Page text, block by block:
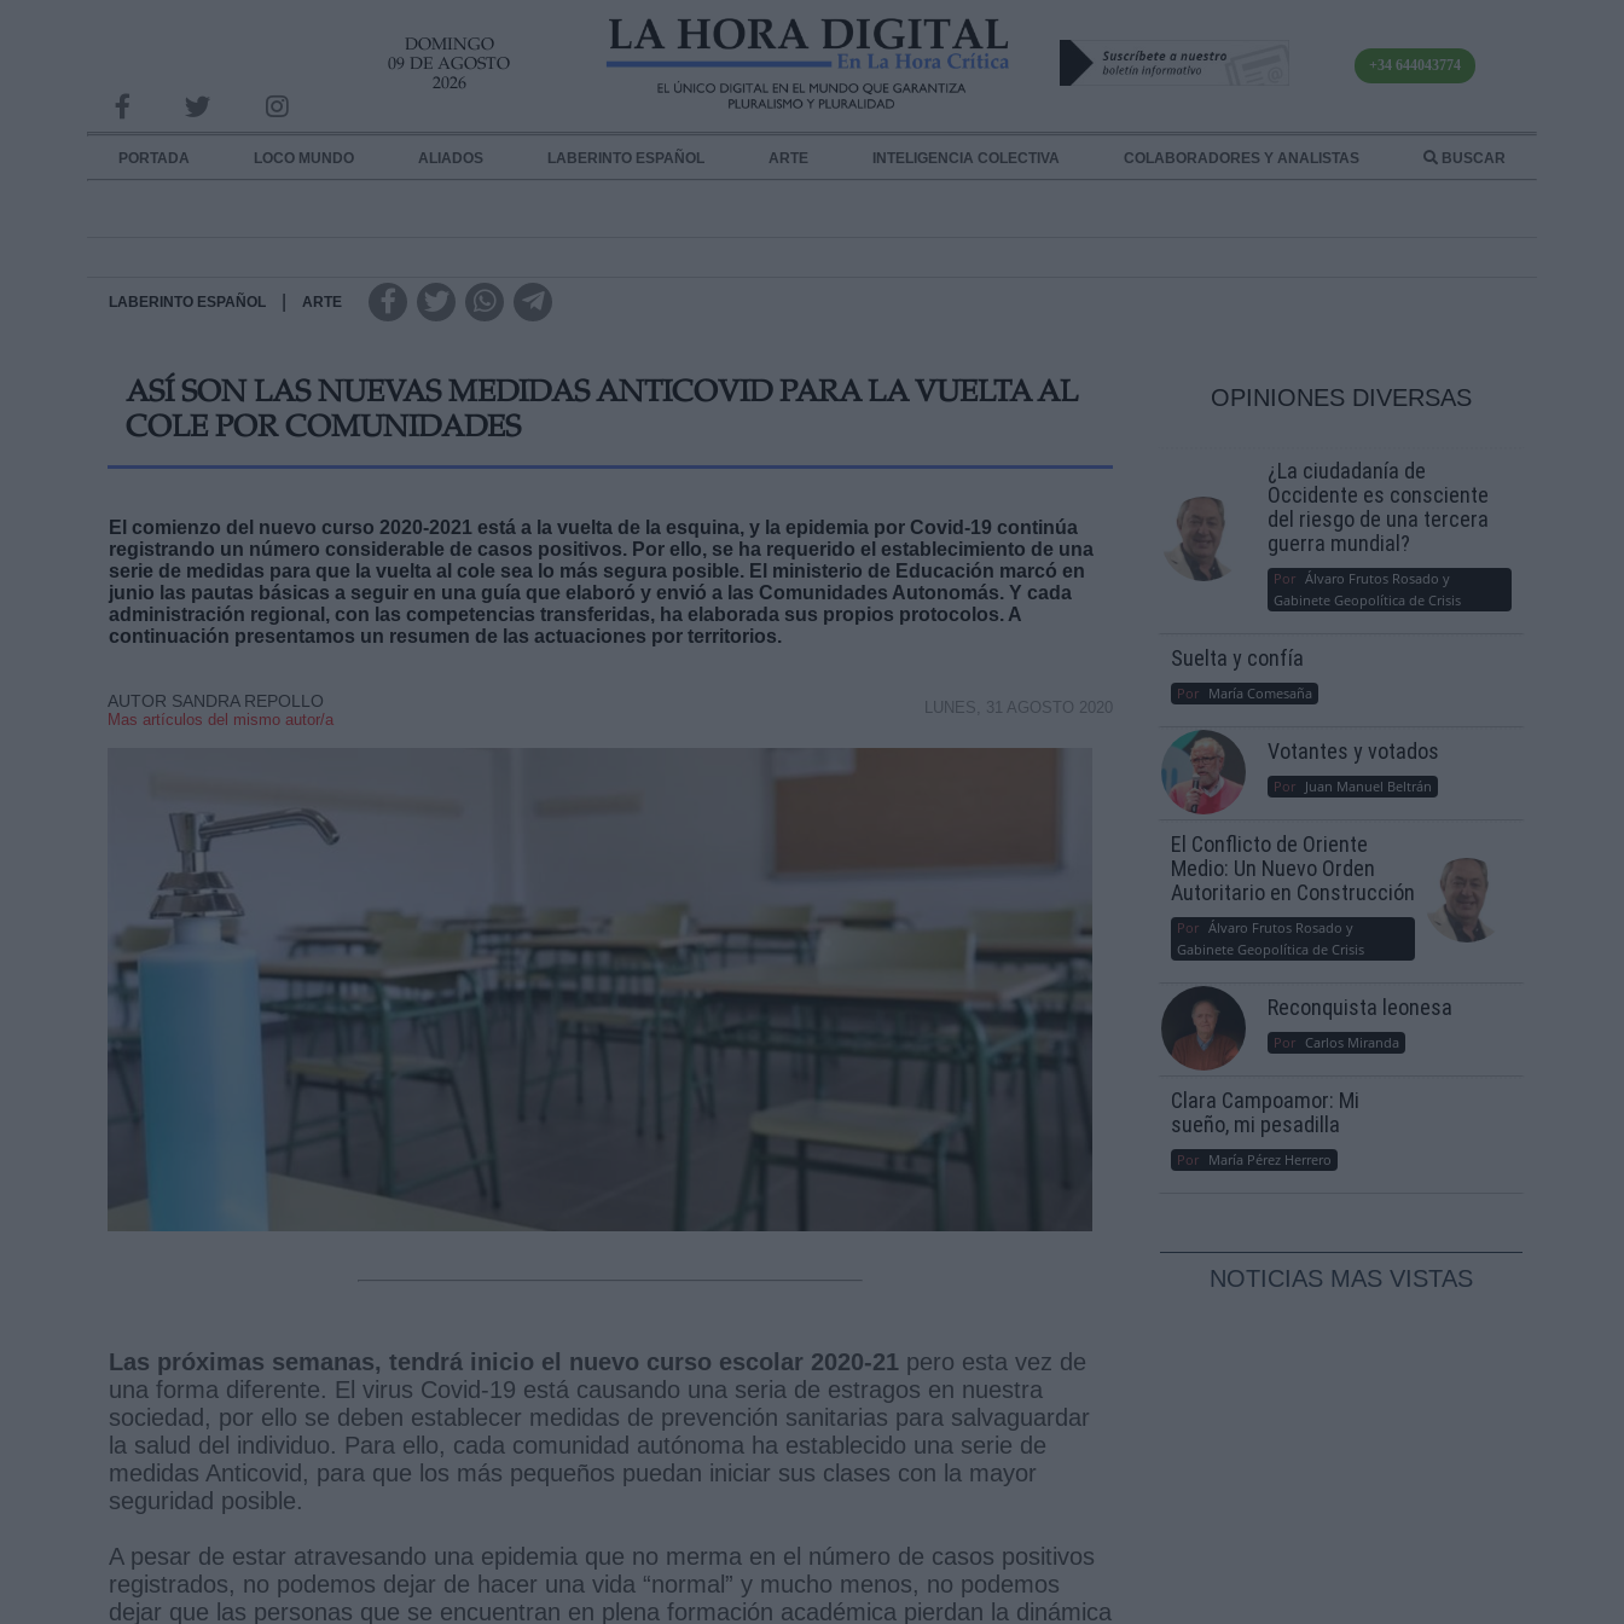
DOMINGO
09 DE AGOSTO
2026
+34 644043774
PORTADA LOCO MUNDO ALIADOS LABERINTO ESPAÑOL ARTE INTELIGENCIA COLECTIVA COLABORADORES Y ANALISTAS BUSCAR
LABERINTO ESPAÑOL ARTE
ASÍ SON LAS NUEVAS MEDIDAS ANTICOVID PARA LA VUELTA AL
COLE POR COMUNIDADES
El comienzo del nuevo curso 2020-2021 está a la vuelta de la esquina, y la epidemia por Covid-19 continúa
registrando un número considerable de casos positivos. Por ello, se ha requerido el establecimiento de una
serie de medidas para que la vuelta al cole sea lo más segura posible. El ministerio de Educación marcó en
junio las pautas básicas a seguir en una guía que elaboró y envió a las Comunidades Autonomás. Y cada
administración regional, con las competencias transferidas, ha elaborada sus propios protocolos. A
continuación presentamos un resumen de las actuaciones por territorios.
AUTOR SANDRA REPOLLO
Mas artículos del mismo autor/a
LUNES, 31 AGOSTO 2020
Las próximas semanas, tendrá inicio el nuevo curso escolar 2020-21 pero esta vez de
una forma diferente. El virus Covid-19 está causando una seria de estragos en nuestra
sociedad, por ello se deben establecer medidas de prevención sanitarias para salvaguardar
la salud del individuo. Para ello, cada comunidad autónoma ha establecido una serie de
medidas Anticovid, para que los más pequeños puedan iniciar sus clases con la mayor
seguridad posible.
A pesar de estar atravesando una epidemia que no merma en el número de casos positivos
registrados, no podemos dejar de hacer una vida “normal” y mucho menos, no podemos
dejar que las personas que se encuentran en plena formación académica pierdan la dinámica
OPINIONES DIVERSAS
¿La ciudadanía de
Occidente es consciente
del riesgo de una tercera
guerra mundial?
Por Álvaro Frutos Rosado y
Gabinete Geopolítica de Crisis
Suelta y confía
Por María Comesaña
Votantes y votados
Por Juan Manuel Beltrán
El Conflicto de Oriente
Medio: Un Nuevo Orden
Autoritario en Construcción
Por Álvaro Frutos Rosado y
Gabinete Geopolítica de Crisis
Reconquista leonesa
Por Carlos Miranda
Clara Campoamor: Mi
sueño, mi pesadilla
Por María Pérez Herrero
NOTICIAS MAS VISTAS
INFORMACION SOBRE LA PROTECCIÓN DE TUS DATOS
Responsable:
Destinatarios:
link
Información adicional
link